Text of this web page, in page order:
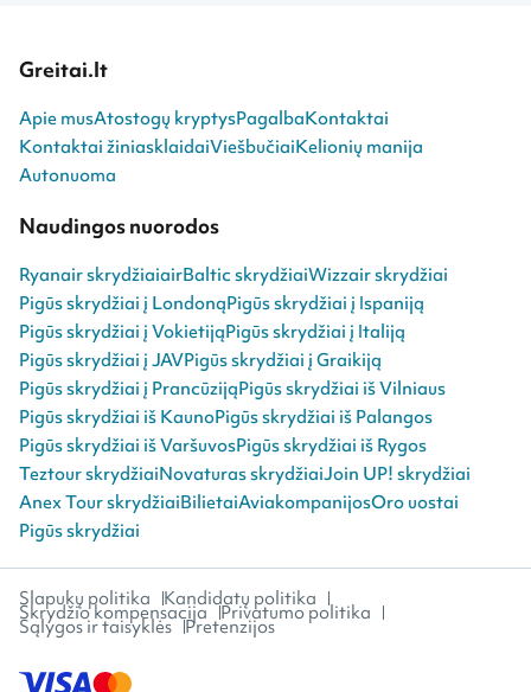
Greitai.lt
Apie musAtostogų kryptysPagalbaKontaktai
Kontaktai žiniasklaidaiViešbučiaiKelionių manija
Autonuoma
Naudingos nuorodos
Ryanair skrydžiaiairBaltic skrydžiaiWizzair skrydžiai
Pigūs skrydžiai į LondonąPigūs skrydžiai į Ispaniją
Pigūs skrydžiai į VokietijąPigūs skrydžiai į Italiją
Pigūs skrydžiai į JAVPigūs skrydžiai į Graikiją
Pigūs skrydžiai į PrancūzijąPigūs skrydžiai iš Vilniaus
Pigūs skrydžiai iš KaunoPigūs skrydžiai iš Palangos
Pigūs skrydžiai iš VaršuvosPigūs skrydžiai iš Rygos
Teztour skrydžiaiNovaturas skrydžiaiJoin UP! skrydžiai
Anex Tour skrydžiaiBilietaiAviakompanijosOro uostai
Pigūs skrydžiai
Slapukų politika Kandidatų politika
Skrydžio kompensacija Privatumo politika
Sąlygos ir taisyklės Pretenzijos